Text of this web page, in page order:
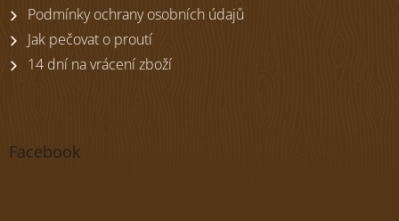
Podmínky ochrany osobních údajů
Jak pečovat o proutí
14 dní na vrácení zboží
Facebook